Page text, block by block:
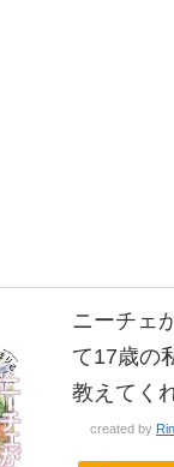
ニーチェ
て17歳の
教えてく
created by